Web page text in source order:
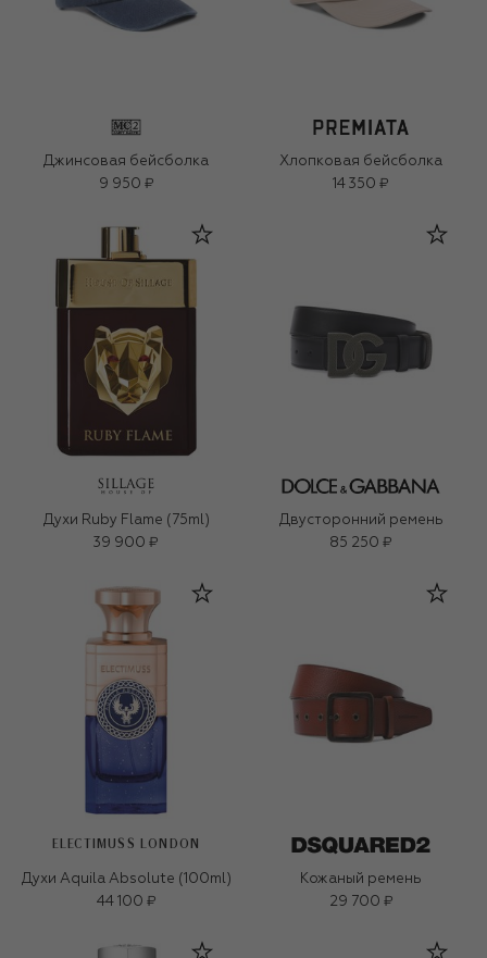
Джинсовая бейсболка
9 950 ₽
Хлопковая бейсболка
14 350 ₽
Духи Ruby Flame (75ml)
39 900 ₽
Двусторонний ремень
85 250 ₽
ELECTIMUSS LONDON
Духи Aquila Absolute (100ml)
44 100 ₽
Кожаный ремень
29 700 ₽